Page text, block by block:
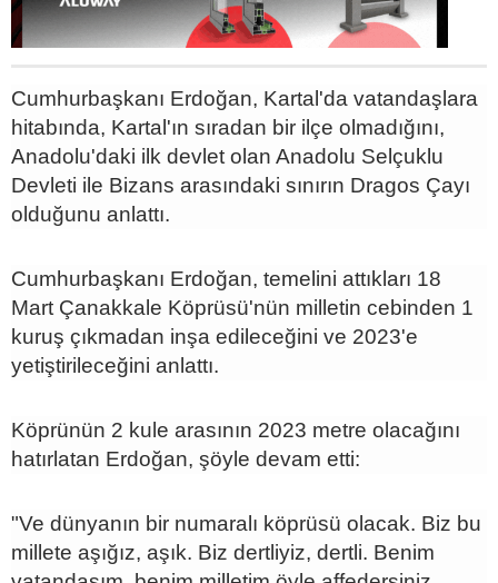
Cumhurbaşkanı Erdoğan, Kartal'da vatandaşlara
hitabında, Kartal'ın sıradan bir ilçe olmadığını,
Anadolu'daki ilk devlet olan Anadolu Selçuklu
Devleti ile Bizans arasındaki sınırın Dragos Çayı
olduğunu anlattı.
Cumhurbaşkanı Erdoğan, temelini attıkları 18
Mart Çanakkale Köprüsü'nün milletin cebinden 1
kuruş çıkmadan inşa edileceğini ve 2023'e
yetiştirileceğini anlattı.
Köprünün 2 kule arasının 2023 metre olacağını
hatırlatan Erdoğan, şöyle devam etti:
"Ve dünyanın bir numaralı köprüsü olacak. Biz bu
millete aşığız, aşık. Biz dertliyiz, dertli. Benim